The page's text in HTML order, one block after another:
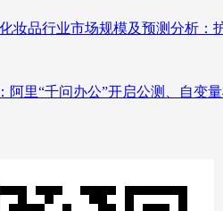
妆品行业市场规模及预测分析
阿里“千问办公”开启公测、自变